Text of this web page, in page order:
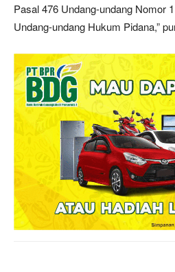
Pasal 476 Undang-undang Nomor
Undang-undang Hukum Pidana,”